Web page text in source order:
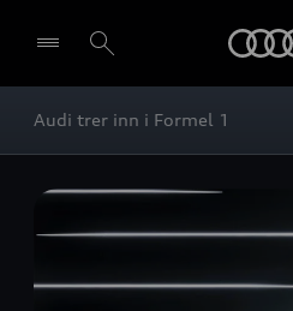
Velg forhandler
Audi trer inn i Formel 1